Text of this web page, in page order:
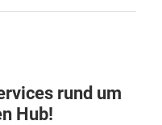
rund um
Hub!